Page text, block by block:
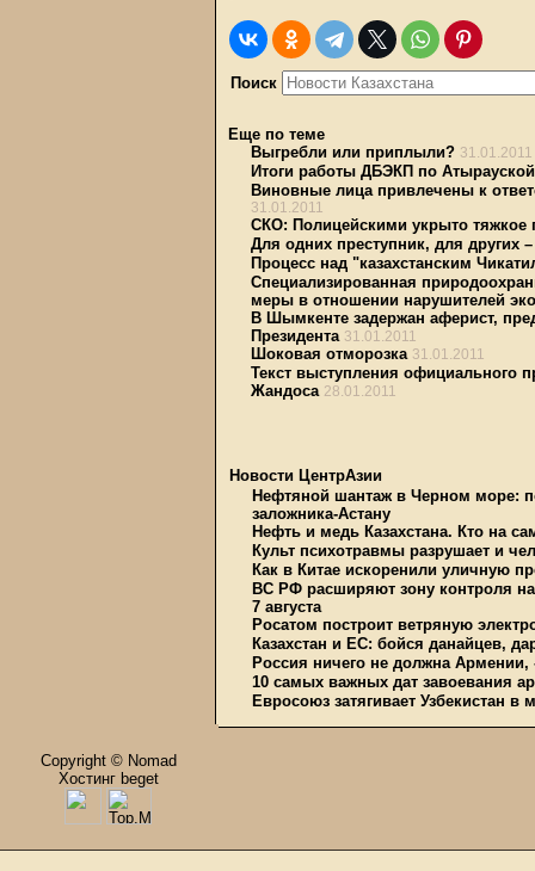
Поиск
Еще по теме
Выгребли или приплыли? 31.01.2011
Итоги работы ДБЭКП по Атырауской
Виновные лица привлечены к
31.01.2011
СКО: Полицейскими укрыто тяжкое
Для одних преступник, для других –
Процесс над "казахстанским
Специализированная
меры в отношении нарушителей
В Шымкенте задержан аферист,
Президента 31.01.2011
Шоковая отморозка 31.01.2011
Текст выступления официального
Жандоса 28.01.2011
Новости ЦентрАзии
Нефтяной шантаж в Черном море:
заложника-Астану
Нефть и медь Казахстана. Кто на
Культ психотравмы разрушает и
Как в Китае искоренили уличную
ВС РФ расширяют зону контроля на
7 августа
Росатом построит ветряную
Казахстан и ЕС: бойся данайцев,
Россия ничего не должна Армении,
10 самых важных дат завоевания
Евросоюз затягивает Узбекистан
Copyright © Nomad
Хостинг beget